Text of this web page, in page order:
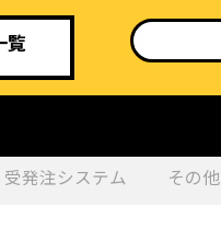
覧
受発注システム その他